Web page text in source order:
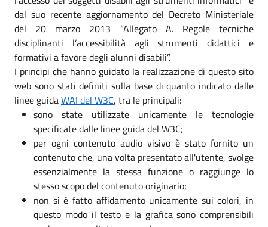
dal suo recente aggiornamento del Decreto Ministeriale
del 20 marzo 2013 “Allegato A. Regole tecniche
disciplinanti l’accessibilità agli strumenti didattici e
formativi a favore degli alunni disabili”.
I principi che hanno guidato la realizzazione di questo sito
web sono stati definiti sulla base di quanto indicato dalle
linee guidaWAI del W3C, tra le principali:
sono state utilizzate unicamente le tecnologie
specificate dalle linee guida del W3C;
per ogni contenuto audio visivo è stato fornito un
contenuto che, una volta presentato all'utente, svolge
essenzialmente la stessa funzione o raggiunge lo
stesso scopo del contenuto originario;
non si è fatto affidamento unicamente sui colori, in
questo modo il testo e la grafica sono comprensibili